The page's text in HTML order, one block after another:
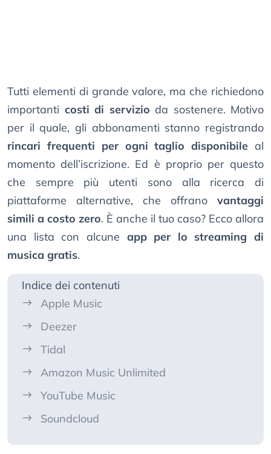
Tutti elementi di grande valore, ma che richiedono
importanti costi di servizio da sostenere. Motivo
per il quale, gli abbonamenti stanno registrando
rincari frequenti per ogni taglio disponibile al
momento dell’iscrizione. Ed è proprio per questo
che sempre più utenti sono alla ricerca di
piattaforme alternative, che offrano vantaggi
simili a costo zero. È anche il tuo caso? Ecco allora
una lista con alcune app per lo streaming di
musica gratis.
Indice dei contenuti
Apple Music
Deezer
Tidal
Amazon Music Unlimited
YouTube Music
Soundcloud